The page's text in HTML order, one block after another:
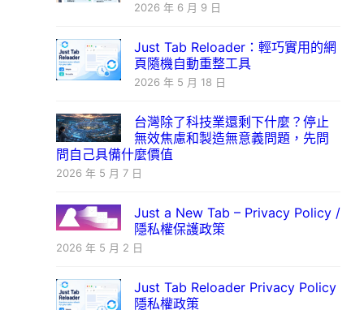
2026 年 6 月 9 日
Just Tab Reloader：輕巧實用的網
頁隨機自動重整工具
2026 年 5 月 18 日
台灣除了科技業還剩下什麼？停止
無效焦慮和製造無意義問題，先問
問自己具備什麼價值
2026 年 5 月 7 日
Just a New Tab – Privacy Policy /
隱私權保護政策
2026 年 5 月 2 日
Just Tab Reloader Privacy Policy
隱私權政策